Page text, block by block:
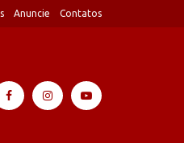
Anuncie Contatos